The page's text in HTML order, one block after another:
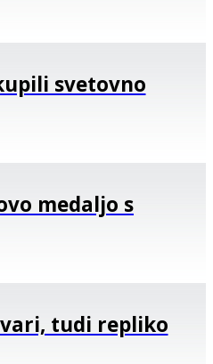
svetovno
medaljo s
tudi repliko